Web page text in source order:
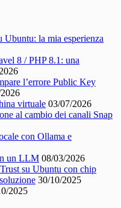
la mia esperienza
8 / PHP 8.1: una
l’errore Public Key
virtuale 03/07/2026
al cambio dei canali Snap
con Ollama e
un LLM 08/03/2026
su Ubuntu con chip
30/10/2025
2025